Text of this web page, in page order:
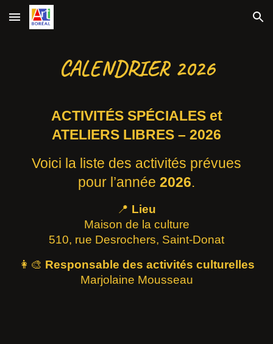
Skip to main content Skip to navigation
CALENDRIER 2026
ACTIVITÉS SPÉCIALES et
ATELIERS LIBRES – 2026
Voici la liste des activités prévues
pour l’année 2026.
📍 Lieu
Maison de la culture
510, rue Desrochers, Saint-Donat
👩‍🎨 Responsable des activités culturelles
Marjolaine Mousseau